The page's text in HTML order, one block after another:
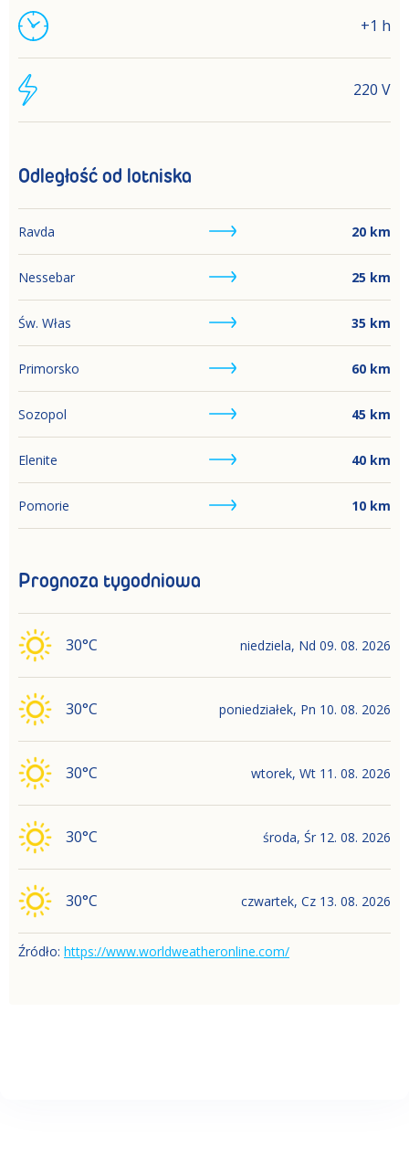
+1 h
220 V
Odległość od lotniska
Ravda 20 km
Nessebar 25 km
Św. Włas 35 km
Primorsko 60 km
Sozopol 45 km
Elenite 40 km
Pomorie 10 km
Prognoza tygodniowa
30°C niedziela, Nd 09. 08. 2026
30°C poniedziałek, Pn 10. 08. 2026
30°C wtorek, Wt 11. 08. 2026
30°C środa, Śr 12. 08. 2026
30°C czwartek, Cz 13. 08. 2026
Źródło: https://www.worldweatheronline.com/